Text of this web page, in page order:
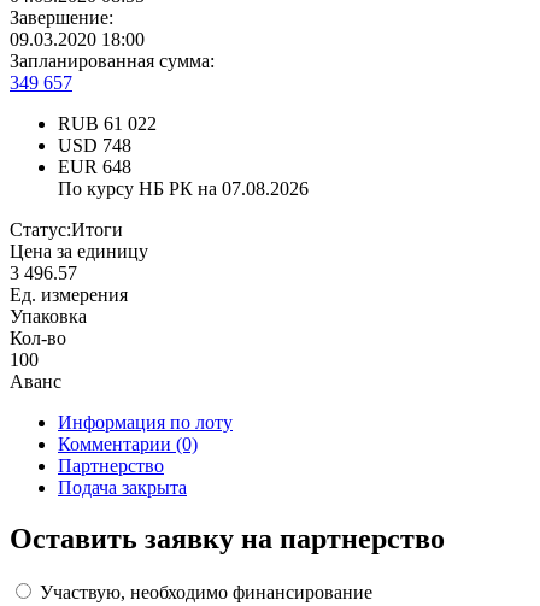
Завершение:
09.03.2020 18:00
Запланированная сумма:
349 657
RUB 61 022
USD 748
EUR 648
По курсу НБ РК на 07.08.2026
Статус:Итоги
Цена за единицу
3 496.57
Ед. измерения
Упаковка
Кол-во
100
Аванс
Информация по лоту
Комментарии (0)
Партнерство
Подача закрыта
Оставить заявку на партнерство
Участвую, необходимо финансирование